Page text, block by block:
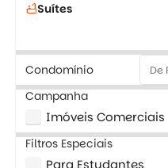
bathtubSuítes
Condomínio
Campanha
Imóveis Comerciais
Filtros Especiais
Para Estudantes